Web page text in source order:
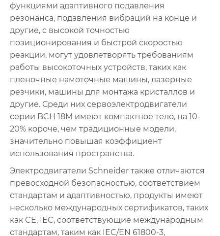
функциями адаптивного подавления
резонанса, подавления вибраций на конце и
другие, с высокой точностью
позиционирования и быстрой скоростью
реакции, могут удовлетворять требованиям
работы высокоточных устройств, таких как
пленочные намоточные машины, лазерные
резчики, машины для монтажа кристаллов и
другие. Среди них сервоэлектродвигатели
серии BCH 18M имеют компактное тело, на 10-
20% короче, чем традиционные модели,
значительно повышая коэффициент
использования пространства.
Электродвигатели Schneider также отличаются
превосходной безопасностью, соответствием
стандартам и адаптивностью, продукты имеют
несколько международных сертификатов, таких
как CE, IEC, соответствующие международным
стандартам, таким как IEC/EN 61800-3,